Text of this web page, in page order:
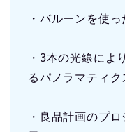
・バルーンを使
・3本の光線によ
るパノラマティク
・良品計画のプ